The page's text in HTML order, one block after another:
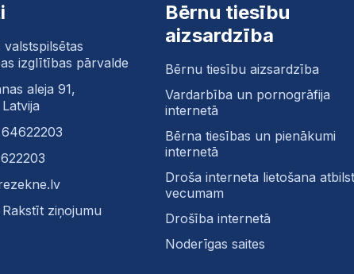
valstspilsētas
izglītības pārvalde
aleja 91,
ziņojumu
Bērnu tiesību
aizsardzība
Bērnu tiesību aizsardzība
Vardarbība un pornogrāfija
internetā
Bērna tiesības un pienākumi
internetā
Droša interneta lietošana
vecumam
Drošība internetā
Noderīgas saites